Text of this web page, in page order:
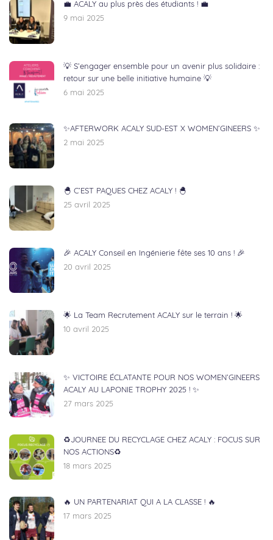
💼 ACALY au plus près des étudiants ! 💼
9 mai 2025
💡 S’engager ensemble pour un avenir plus solidaire :
retour sur une belle initiative humaine 💡
6 mai 2025
✨AFTERWORK ACALY SUD-EST X WOMEN’GINEERS ✨
2 mai 2025
🐣 C’EST PAQUES CHEZ ACALY ! 🐣
25 avril 2025
🎉 ACALY Conseil en Ingénierie fête ses 10 ans ! 🎉
20 avril 2025
🌟 La Team Recrutement ACALY sur le terrain ! 🌟
10 avril 2025
✨ VICTOIRE ÉCLATANTE POUR NOS WOMEN’GINEERS
ACALY AU LAPONIE TROPHY 2025 ! ✨
27 mars 2025
♻️JOURNEE DU RECYCLAGE CHEZ ACALY : FOCUS SUR
NOS ACTIONS♻️
18 mars 2025
🔥 UN PARTENARIAT QUI A LA CLASSE ! 🔥
17 mars 2025